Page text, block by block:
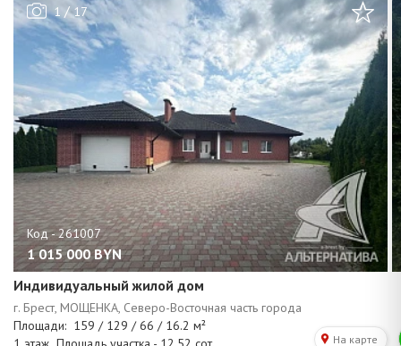
1 /17
1 015 000 BYN
Индивидуальный жилой дом